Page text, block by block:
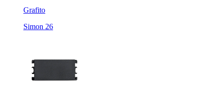
Grafito
Simon 26